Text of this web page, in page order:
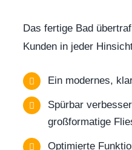
Das fertige Bad
Kunden in jeder
Ein modernes,
Spürbar
großformatige
Optimierte